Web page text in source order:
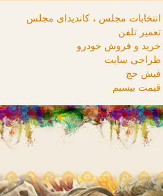
انتخابات مجلس ، کاندیدای مجلس
تعمیر تلفن
خرید و فروش خودرو
طراحی سایت
فیش حج
قیمت بیسیم